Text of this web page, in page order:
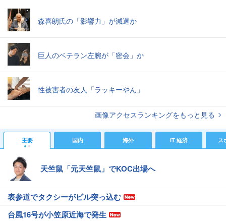
森喜朗氏の「影響力」が減退か
巨人のベテラン左腕が「密会」か
性被害者の友人「ラッキーやん」
画像アクセスランキングをもっと見る
主要 国内 海外 IT 経済 ス
天竺鼠「元天竺鼠」でKOC出場へ
表参道でタクシーがビル突っ込む
台風16号が小笠原近海で発生